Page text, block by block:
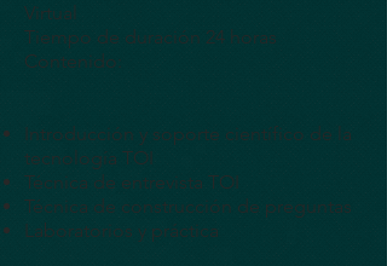
Virtual
Tiempo de duración 24 horas
Contenido:
Introducción y soporte científico de la
tecnología TOI
Técnica de entrevista TOI
Técnica de construcción de preguntas
Laboratorios y práctica